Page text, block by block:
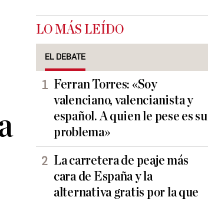
LO MÁS LEÍDO
EL DEBATE
Ferran Torres: «Soy
valenciano, valencianista y
español. A quien le pese es su
problema»
La carretera de peaje más
cara de España y la
alternativa gratis por la que